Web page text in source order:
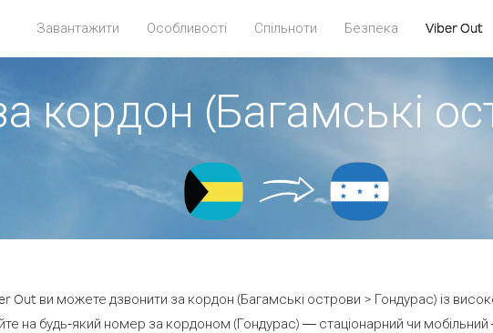
Завантажити Особливості Спільноти Безпека Viber Out
кордон (Багамські
Out ви можете дзвонити за кордон (Багамські острови > Гондурас) із
на будь-який номер за кордоном (Гондурас) — стаціонарний чи мобільний